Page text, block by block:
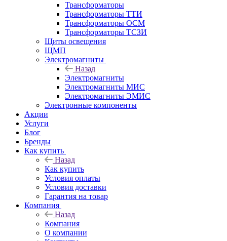
Трансформаторы
Трансформаторы ТТИ
Трансформаторы ОСМ
Трансформаторы ТСЗИ
Щиты освещения
ЩМП
Электромагниты
Назад
Электромагниты
Электромагниты МИС
Электромагниты ЭМИС
Электронные компоненты
Акции
Услуги
Блог
Бренды
Как купить
Назад
Как купить
Условия оплаты
Условия доставки
Гарантия на товар
Компания
Назад
Компания
О компании